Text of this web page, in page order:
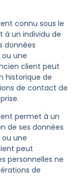
connu sous le
à un individu de
données
une
client peut
historique de
de contact de
permet à un
de ses données
une
peut
personnelles ne
de